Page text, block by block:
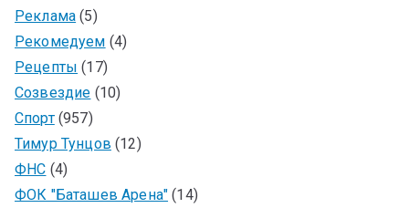
Реклама (5)
Рекомедуем (4)
Рецепты (17)
Созвездие (10)
Спорт(957)
Тимур Тунцов (12)
ФНС (4)
ФОК "Баташев Арена" (14)